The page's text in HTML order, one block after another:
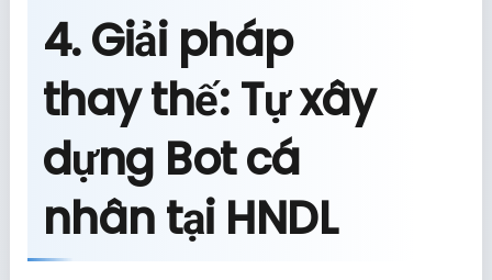
4. Giải pháp
thay thế: Tự xây
dựng Bot cá
nhân tại HNDL